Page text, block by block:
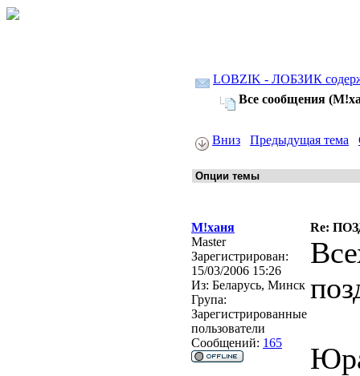
LOBZIK - ЛОБЗИК
Все сообщения
Вниз Предыдущая тема
М!ханя
Re:
Master
Зарегистрирован:
15/03/2006 15:26
Из: Беларусь, Минск
Група:
Зарегистрированные
пользователи
Сообщений: 165